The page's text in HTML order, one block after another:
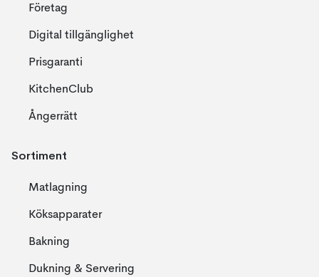
Företag
Digital tillgänglighet
Prisgaranti
KitchenClub
Ångerrätt
Sortiment
Matlagning
Köksapparater
Bakning
Dukning & Servering